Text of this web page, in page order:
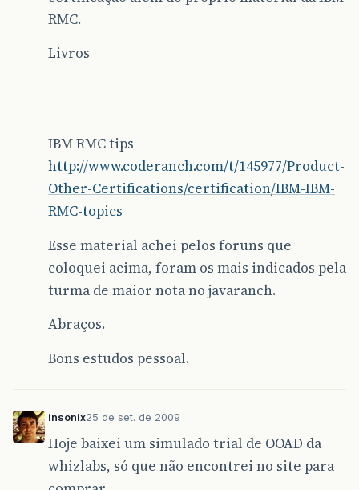
RMC.
Livros
IBM RMC tips
http://www.coderanch.com/t/145977/Product-
Other-Certifications/certification/IBM-IBM-
RMC-topics
Esse material achei pelos foruns que
coloquei acima, foram os mais indicados pela
turma de maior nota no javaranch.
Abraços.
Bons estudos pessoal.
insonix25 de set. de 2009
Hoje baixei um simulado trial de OOAD da
whizlabs, só que não encontrei no site para